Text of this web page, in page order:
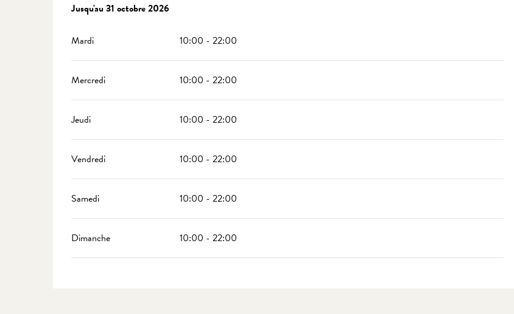
Du1 avril 2026au31 octobre 2026
Jusqu'au31 octobre 2026
Mardi 10:00 - 22:00
Mercredi 10:00 - 22:00
Jeudi 10:00 - 22:00
Vendredi 10:00 - 22:00
Samedi 10:00 - 22:00
Dimanche 10:00 - 22:00